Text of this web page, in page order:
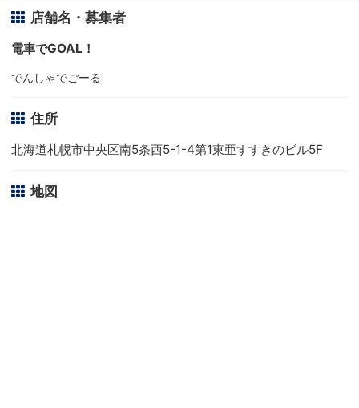
店舗名・募集者
電車でGOAL！
でんしゃでごーる
住所
北海道札幌市中央区南5条西5-1-4第1東亜すすきのビル5F
地図